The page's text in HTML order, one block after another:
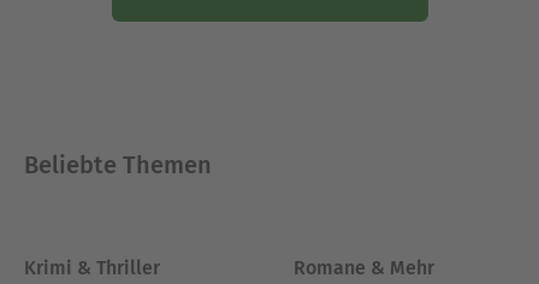
Beliebte Themen
Krimi & Thriller Romane & Mehr